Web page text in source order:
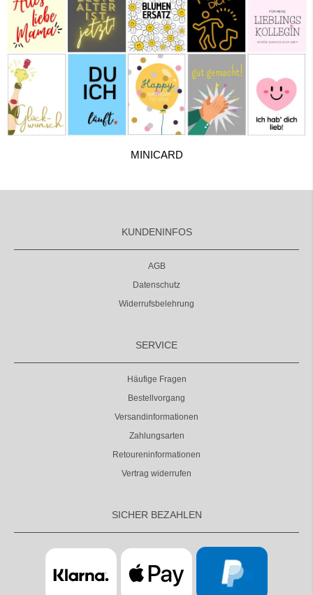
MINICARD
KUNDENINFOS
AGB
Datenschutz
Widerrufsbelehrung
SERVICE
Häufige Fragen
Bestellvorgang
Versandinformationen
Zahlungsarten
Retoureninformationen
Vertrag widerrufen
SICHER BEZAHLEN